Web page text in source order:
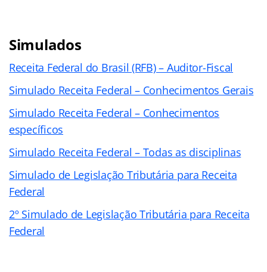
Simulados
Receita Federal do Brasil (RFB) – Auditor-Fiscal
Simulado Receita Federal – Conhecimentos Gerais
Simulado Receita Federal – Conhecimentos
específicos
Simulado Receita Federal – Todas as disciplinas
Simulado de Legislação Tributária para Receita
Federal
2º Simulado de Legislação Tributária para Receita
Federal